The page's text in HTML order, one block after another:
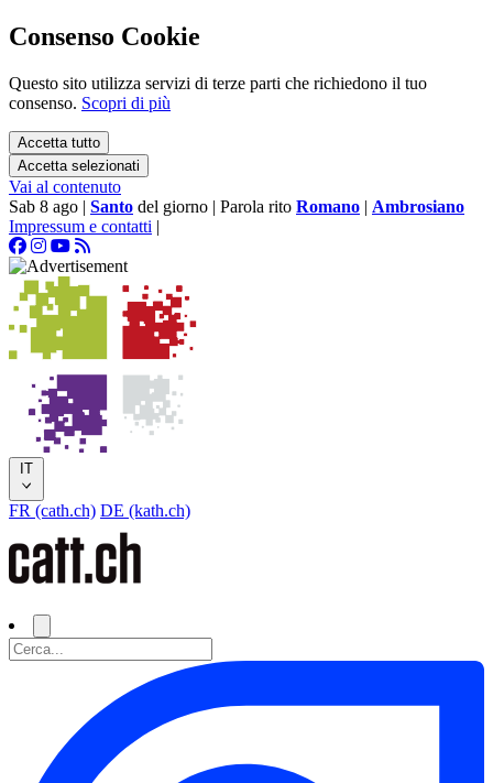
Consenso Cookie
Questo sito utilizza servizi di terze parti che richiedono il tuo
consenso. Scopri di più
Accetta tutto
Accetta selezionati
Vai al contenuto
Sab 8 ago | Santo del giorno | Parola rito Romano | Ambrosiano
Impressum e contatti |
IT
FR (cath.ch) DE (kath.ch)